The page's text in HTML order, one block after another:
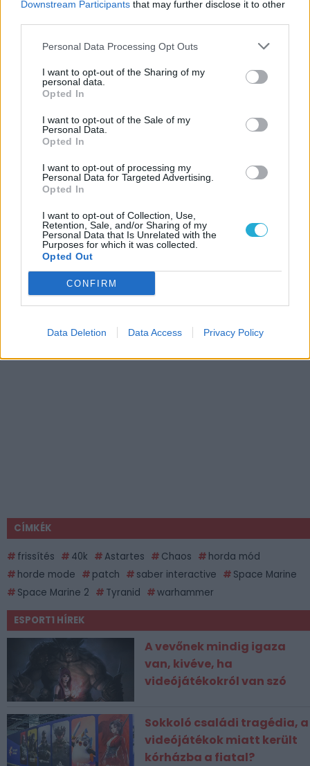
Downstream Participants that may further disclose it to other
Personal Data Processing Opt Outs
I want to opt-out of the Sharing of my
personal data.
Opted In
I want to opt-out of the Sale of my
Personal Data.
Opted In
I want to opt-out of processing my
Personal Data for Targeted Advertising.
Opted In
I want to opt-out of Collection, Use,
Retention, Sale, and/or Sharing of my
Personal Data that Is Unrelated with the
Purposes for which it was collected.
Opted Out
CONFIRM
Data Deletion Data Access Privacy Policy
CÍMKÉK
frissítés 40k Astartes Chaos
horda mód
horde mode
patch saber interactive
Space Marine
Space Marine 2
Tyranid warhammer
ESPORT1 HÍREK
A vevőnek mindig igaza
van, kivéve, ha
videójátékokról van szó
Sokkoló családi tragédia, a
videójátékok miatt került
kórházba a fiatal?